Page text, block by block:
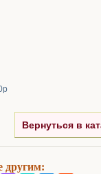
Вернуться в
другим: